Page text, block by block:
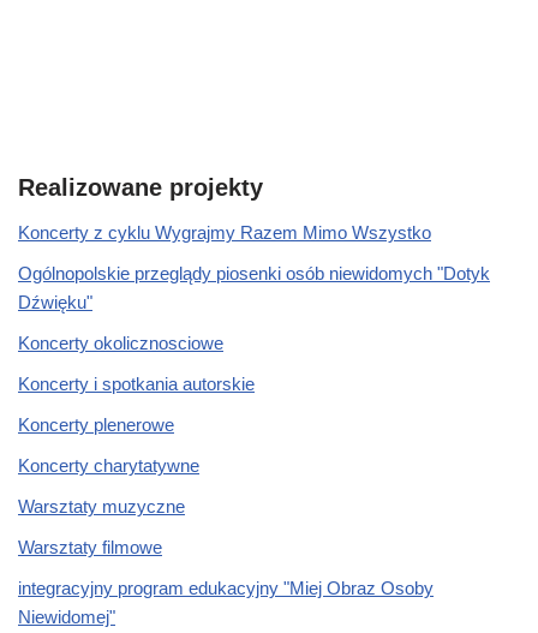
Realizowane projekty
Koncerty z cyklu Wygrajmy Razem Mimo Wszystko
Ogólnopolskie przeglądy piosenki osób niewidomych "Dotyk
Dźwięku"
Koncerty okolicznosciowe
Koncerty i spotkania autorskie
Koncerty plenerowe
Koncerty charytatywne
Warsztaty muzyczne
Warsztaty filmowe
integracyjny program edukacyjny "Miej Obraz Osoby
Niewidomej"